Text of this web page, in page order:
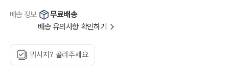
배송 정보
무료배송
배송 유의사항 확인하기
뭐사지? 골라주세요